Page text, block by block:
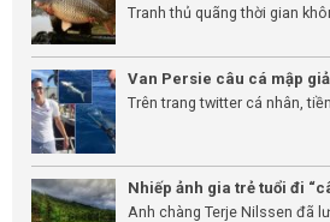
Tranh thủ quãng thời gian
Van Persie câu cá mập
Trên trang twitter cá nhân,
Nhiếp ảnh gia trẻ tuổi đi
Anh chàng Terje Nilssen đã